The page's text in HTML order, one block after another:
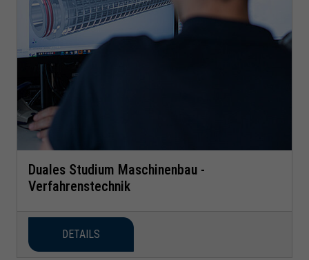
Duales Studium Maschinenbau -
Verfahrenstechnik
DETAILS